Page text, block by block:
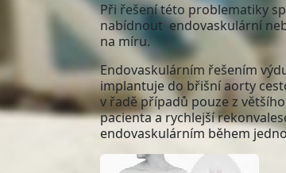
Při řešení této problematiky
nabídnout endovaskulární
na míru.
Endovaskulárním řešením
implantuje do břišní aorty
v řadě případů pouze z
pacienta a rychlejší
endovaskulárním během